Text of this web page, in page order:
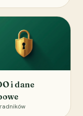
i dane